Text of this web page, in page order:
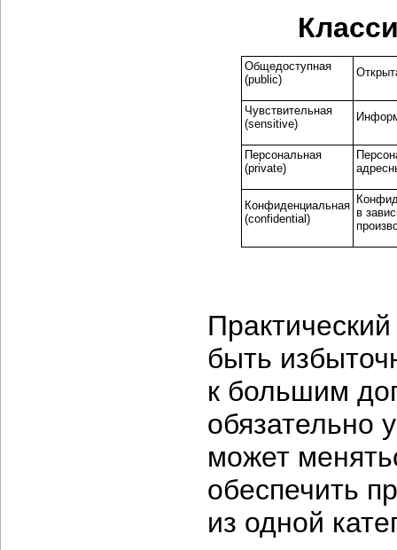
Общедоступная
(public)
Чувствительная
(sensitive)
Персональная
(private)
Конфиденциальная
(confidential)
в
быть
к большим
обязательно
может
обеспечить
из одной